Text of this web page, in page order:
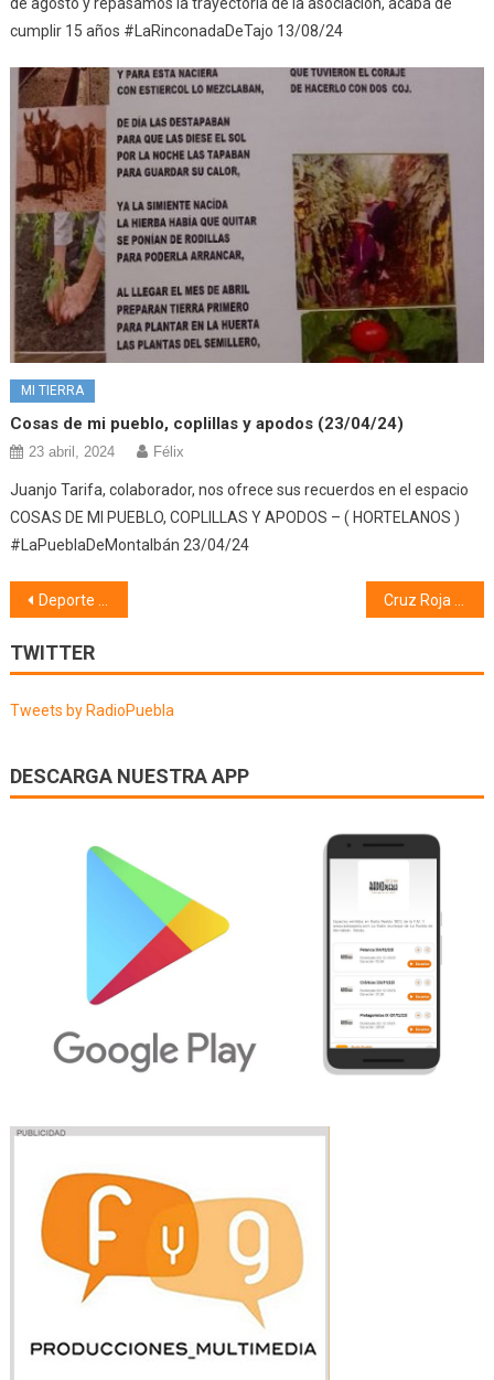
cumplir 15 años #LaRinconadaDeTajo 13/08/24
MI TIERRA
Cosas de mi pueblo, coplillas y apodos (23/04/24)
23 abril, 2024 Félix
Juanjo Tarifa, colaborador, nos ofrece sus recuerdos en el espacio
COSAS DE MI PUEBLO, COPLILLAS Y APODOS – ( HORTELANOS )
#LaPueblaDeMontalbán 23/04/24
Navegación
de
entradas
Deporte (04/10/24) Cruz Roja (05/11/24)
TWITTER
Tweets by RadioPuebla
DESCARGA NUESTRA APP